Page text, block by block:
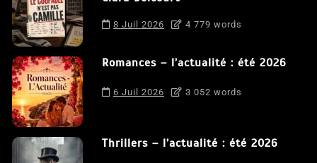
8 Juil 2026 4 779 words
Romances – l’actualité : été 2026
6 Juil 2026 3 052 words
Thrillers – l’actualité : été 2026